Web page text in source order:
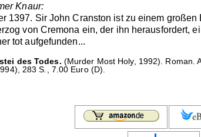
Knaur:
1397. Sir John Cranston ist zu einem
von Cremona ein, der ihn herausfordert,
tot aufgefunden...
des Todes. (Murder Most Holy, 1992). Roman.
283 S., 7.00 Euro (D).